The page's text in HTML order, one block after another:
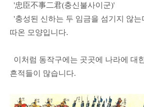
'忠臣不事二君(충신불사이군)'
'충성된 신하는 두 임금을 섬기지 않는
따온 모양입니다.
이처럼 동작구에는 곳곳에 나라에 대
흔적들이 많습니다.